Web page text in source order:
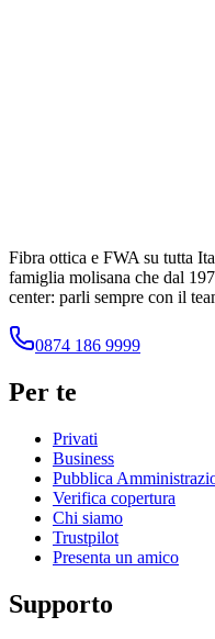
Fibra ottica e FWA su tutta
famiglia molisana che dal
center: parli sempre con il
0874 186 9999
Per te
Privati
Business
Pubblica
Verifica copertura
Chi siamo
Trustpilot
Presenta un amico
Supporto